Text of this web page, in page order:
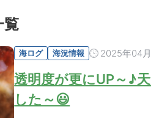
覧
海ログ 海況情報 2025年04
透明度が更にUP～♪
した～😃